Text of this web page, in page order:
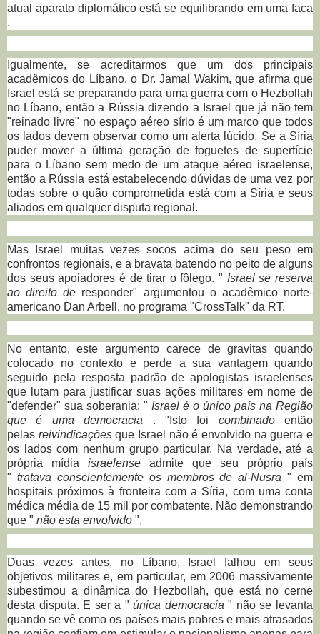
atual aparato diplomático está se equilibrando em uma faca
.
Igualmente, se acreditarmos que um dos principais
acadêmicos do Líbano, o Dr. Jamal Wakim, que afirma que
Israel está se preparando para uma guerra com o Hezbollah
no Líbano, então a Rússia dizendo a Israel que já não tem
"reinado livre" no espaço aéreo sírio é um marco que todos
os lados devem observar como um alerta lúcido. Se a Síria
puder mover a última geração de foguetes de superfície
para o Líbano sem medo de um ataque aéreo israelense,
então a Rússia está estabelecendo dúvidas de uma vez por
todas sobre o quão comprometida está com a Síria e seus
aliados em qualquer disputa regional.
Mas Israel muitas vezes socos acima do seu peso em
confrontos regionais, e a bravata batendo no peito de alguns
dos seus apoiadores é de tirar o fôlego. " Israel se reserva
ao direito de responder" argumentou o acadêmico norte-
americano Dan Arbell, no programa "CrossTalk" da RT.
No entanto, este argumento carece de gravitas quando
colocado no contexto e perde a sua vantagem quando
seguido pela resposta padrão de apologistas israelenses
que lutam para justificar suas ações militares em nome de
"defender" sua soberania: " Israel é o único país na Região
que é uma democracia . "Isto foi combinadoentão
pelas reivindicaçõesque Israel não é envolvido na guerra e
os lados com nenhum grupo particular. Na verdade, até a
própria mídia israelense admite que seu próprio país
" tratava conscientemente os membros de al-Nusra " em
hospitais próximos à fronteira com a Síria, com uma conta
médica média de 15 mil por combatente. Não demonstrando
que " não esta envolvido ".
Duas vezes antes, no Líbano, Israel falhou em seus
objetivos militares e, em particular, em 2006 massivamente
subestimou a dinâmica do Hezbollah, que está no cerne
desta disputa. E ser a "única democracia " não se levanta
quando se vê como os países mais pobres e mais atrasados